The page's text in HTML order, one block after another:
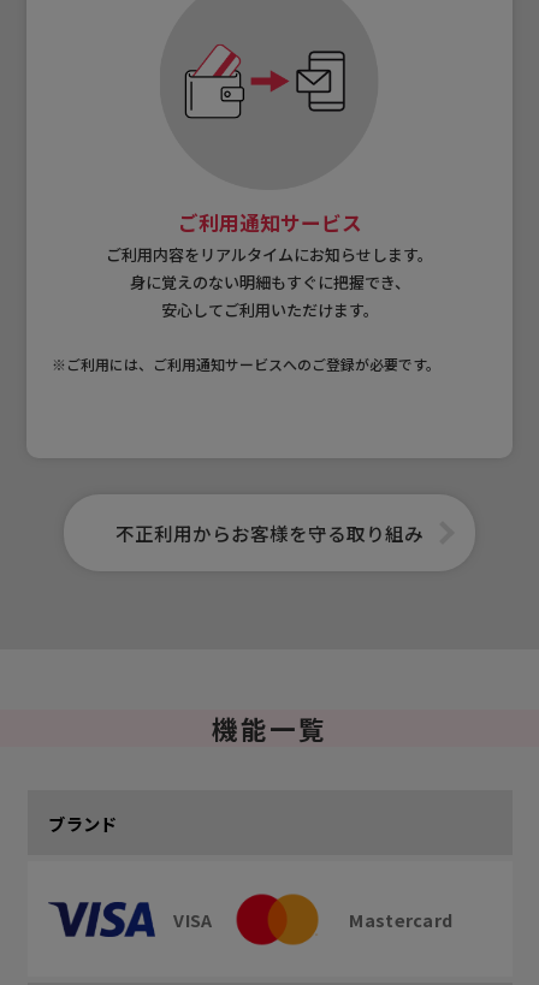
ご利用通知サービス
ご利用内容をリアルタイムにお知らせします。
身に覚えのない明細もすぐに把握でき、
安心してご利用いただけます。
※ご利用には、ご利用通知サービスへのご登録が必要です。
不正利用からお客様を守る取り組み
機能一覧
ブランド
VISA Mastercard